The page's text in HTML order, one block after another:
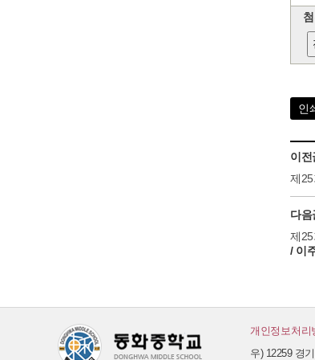
인
이전
제
다음
제
/ 이
개인정보처리
우) 12259 경